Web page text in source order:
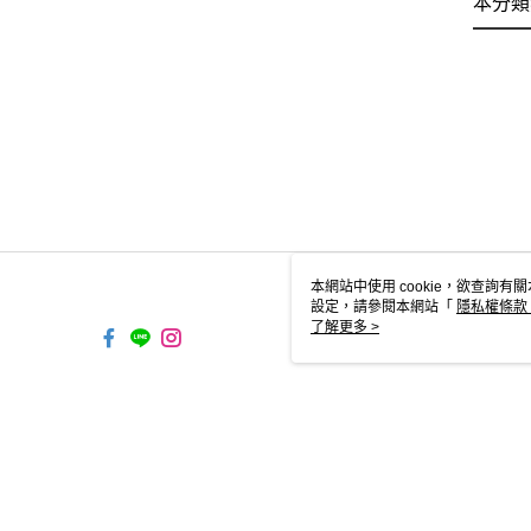
本網站中使用 cookie，欲查詢有
設定，請參閱本網站「 隱私權條款
使用 cookie。
了解更多 >